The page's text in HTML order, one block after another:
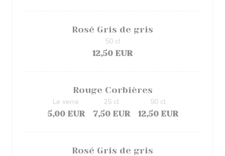
Rosé Gris de gris
12,50 EUR
50 cl
Rouge Corbières
5,00 EUR
Le verre
7,50 EUR
25 cl
12,50 EUR
50 cl
Rosé Gris de gris